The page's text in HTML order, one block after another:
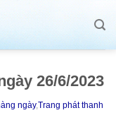
26/6/2023
ngày,Trang phát thanh